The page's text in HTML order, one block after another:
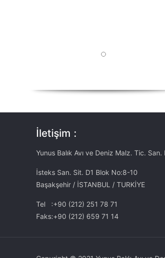
İletişim :
Yunus Balık Avı ve Deniz Malz. Tic.
İsteks San. Sit. D1 Blok No:8-10
Başakşehir / İSTANBUL / TURKİYE
Tel :+90 (212) 251 78 71
Faks:+90 (212) 659 71 14